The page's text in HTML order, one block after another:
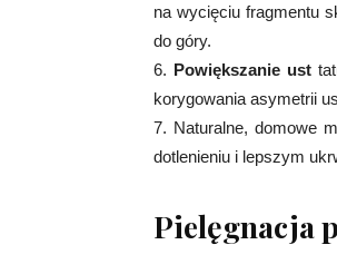
na wycięciu fragmentu
do góry.
6. Powiększanie ust
korygowania asymetrii
7. Naturalne, domowe
dotlenieniu i lepszym
Pielęgnacja